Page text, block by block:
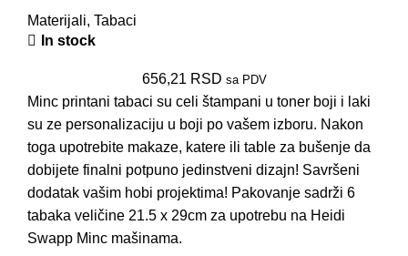
Materijali, Tabaci
In stock
656,21 RSD sa PDV
Minc printani tabaci su celi štampani u toner boji i laki
su ze personalizaciju u boji po vašem izboru. Nakon
toga upotrebite makaze, katere ili table za bušenje da
dobijete finalni potpuno jedinstveni dizajn! Savršeni
dodatak vašim hobi projektima! Pakovanje sadrži 6
tabaka veličine 21.5 x 29cm za upotrebu na Heidi
Swapp Minc mašinama.